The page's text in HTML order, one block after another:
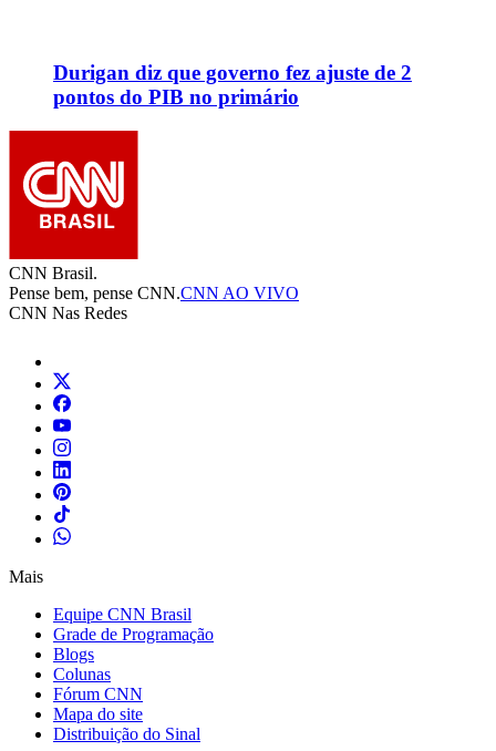
Durigan diz que governo fez ajuste de 2
pontos do PIB no primário
CNN Brasil.
Pense bem, pense CNN.CNN AO VIVO
CNN Nas Redes
Mais
Equipe CNN Brasil
Grade de Programação
Blogs
Colunas
Fórum CNN
Mapa do site
Distribuição do Sinal